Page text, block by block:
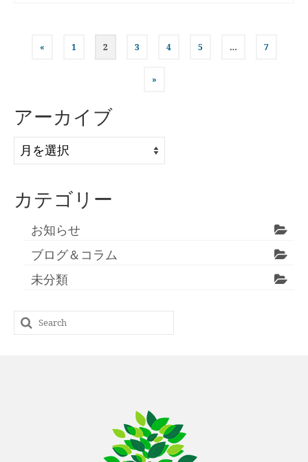
ペ
ー
送
り
« 1 2 3 4 5 … 7
»
アーカイブ
ア
ー
イ
ブ
カテゴリー
お知らせ
ブログ＆コラム
未分類
Search
for: